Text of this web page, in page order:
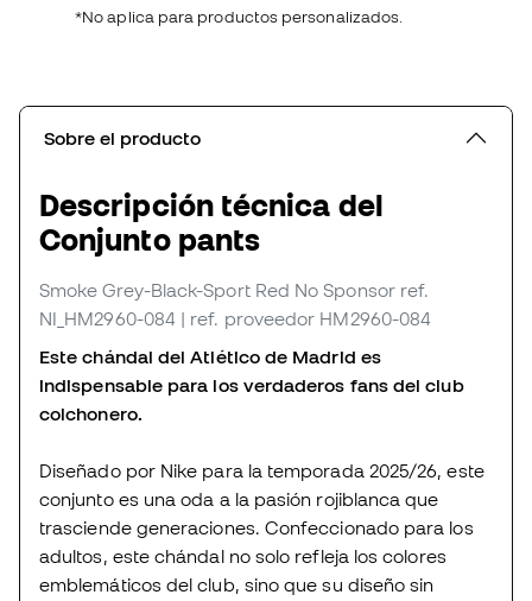
*No aplica para productos personalizados.
Sobre el producto
Descripción técnica del
Conjunto pants
Smoke Grey-Black-Sport Red No Sponsor ref.
NI_HM2960-084 | ref. proveedor HM2960-084
Este chándal del Atlético de Madrid es
indispensable para los verdaderos fans del club
colchonero.
Diseñado por Nike para la temporada 2025/26, este
conjunto es una oda a la pasión rojiblanca que
trasciende generaciones. Confeccionado para los
adultos, este chándal no solo refleja los colores
emblemáticos del club, sino que su diseño sin